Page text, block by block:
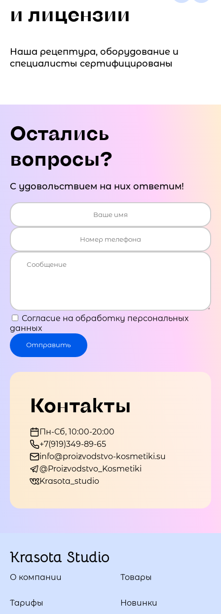
и лицензии
Наша рецептура, оборудование и
специалисты сертифицированы
Остались
вопросы?
С удовольствием на них ответим!
Согласие на обработку персональных
данных
Отправить
Контакты
Пн-Сб, 10:00-20:00
+7(919)349-89-65
info@proizvodstvo-kosmetiki.su
@Proizvodstvo_Kosmetiki
Krasota_studio
Krasota Studio
О компании Товары
Тарифы Новинки